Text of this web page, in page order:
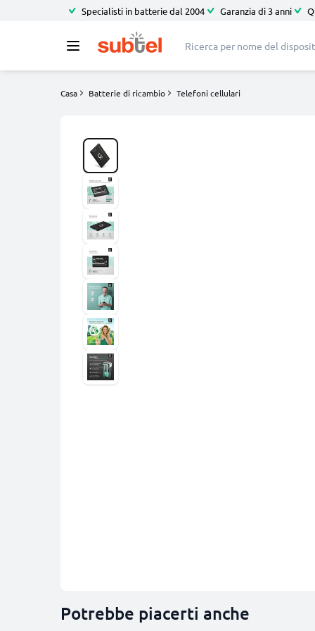
Specialisti in batterie dal 2004 Garanzia di 3 anni
Casa Batterie di ricambio Telefoni cellulari
Potrebbe piacerti anche